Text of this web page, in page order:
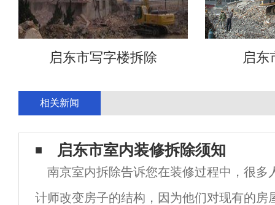
启东市写字楼拆除 启东
相关新闻
启东市室内装修拆除须知
南京室内拆除告诉您在装修过程中，很多
计师改变房子的结构，因为他们对现有的房